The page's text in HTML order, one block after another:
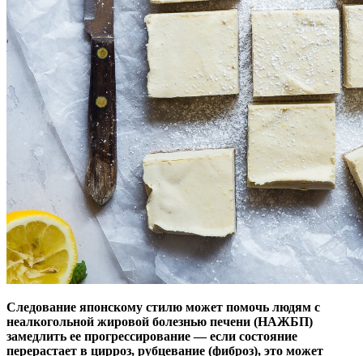
Следование японскому стилю может помочь людям с
неалкогольной жировой болезнью печени (НАЖБП)
замедлить ее прогрессирование — если состояние
перерастает в цирроз, рубцевание (фиброз), это может